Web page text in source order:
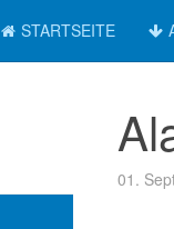
STARTSEITE
01.